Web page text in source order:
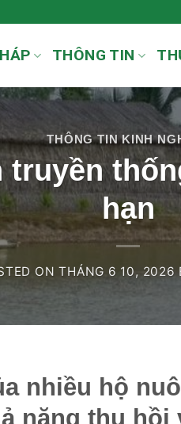
THÔNG TIN
THÔNG TIN KINH
truyền
hạn
ONTHÁNG 6 10, 2026
nhiều hộ
năng thu hồi